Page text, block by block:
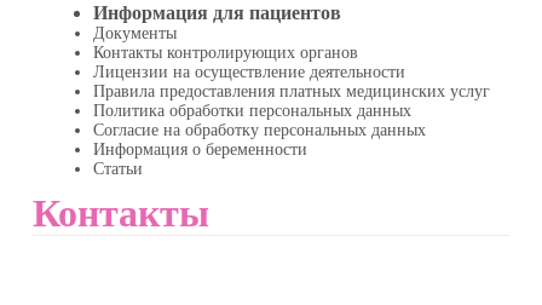
Информация для пациентов
Документы
Контакты контролирующих органов
Лицензии на осуществление деятельности
Правила предоставления платных медицинских услуг
Политика обработки персональных данных
Согласие на обработку персональных данных
Информация о беременности
Статьи
Контакты